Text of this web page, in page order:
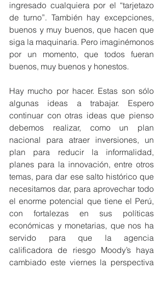
ingresado cualquiera por el “tarjetazo
de turno”. También hay excepciones,
buenos y muy buenos, que hacen que
siga la maquinaria. Pero imaginémonos
por un momento, que todos fueran
buenos, muy buenos y honestos.
Hay mucho por hacer. Estas son sólo
algunas ideas a trabajar. Espero
continuar con otras ideas que pienso
debemos realizar, como un plan
nacional para atraer inversiones, un
plan para reducir la informalidad,
planes para la innovación, entre otros
temas, para dar ese salto histórico que
necesitamos dar, para aprovechar todo
el enorme potencial que tiene el Perú,
con fortalezas en sus políticas
económicas y monetarias, que nos ha
servido para que la agencia
calificadora de riesgo Moody’s haya
cambiado este viernes la perspectiva